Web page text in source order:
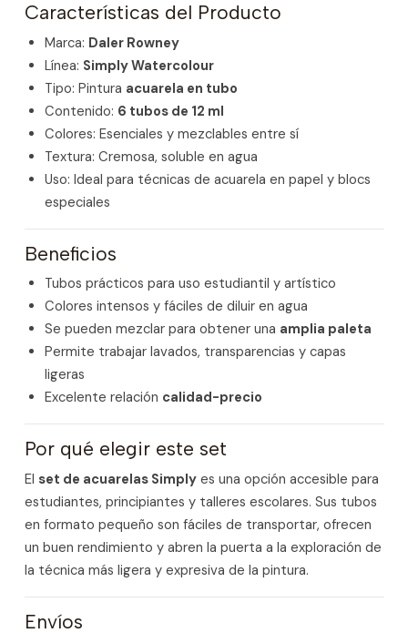
Características del Producto
Marca: Daler Rowney
Línea: Simply Watercolour
Tipo: Pintura acuarela en tubo
Contenido: 6 tubos de 12 ml
Colores: Esenciales y mezclables entre sí
Textura: Cremosa, soluble en agua
Uso: Ideal para técnicas de acuarela en papel y blocs
especiales
Beneficios
Tubos prácticos para uso estudiantil y artístico
Colores intensos y fáciles de diluir en agua
Se pueden mezclar para obtener una amplia paleta
Permite trabajar lavados, transparencias y capas
ligeras
Excelente relación calidad-precio
Por qué elegir este set
El set de acuarelas Simplyes una opción accesible para
estudiantes, principiantes y talleres escolares. Sus tubos
en formato pequeño son fáciles de transportar, ofrecen
un buen rendimiento y abren la puerta a la exploración de
la técnica más ligera y expresiva de la pintura.
Envíos